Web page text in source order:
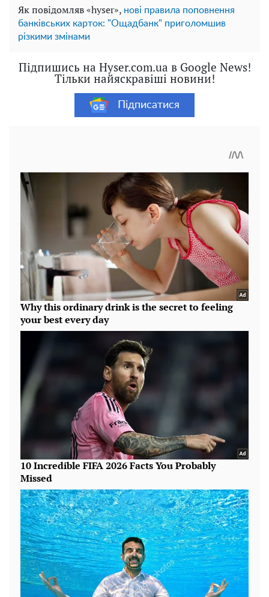
Як повідомляв «hyser», нові правила поповнення
банківських карток: "Ощадбанк" приголомшив
різкими змінами
Підпишись на Hyser.com.ua в Google News!
Тільки найяскравіші новини!
Підписатися